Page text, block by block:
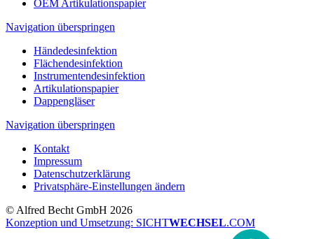
OEM Artikulationspapier
Navigation überspringen
Händedesinfektion
Flächendesinfektion
Instrumentendesinfektion
Artikulationspapier
Dappengläser
Navigation überspringen
Kontakt
Impressum
Datenschutzerklärung
Privatsphäre-Einstellungen ändern
© Alfred Becht GmbH 2026
Konzeption und Umsetzung: SICHTWECHSEL.COM